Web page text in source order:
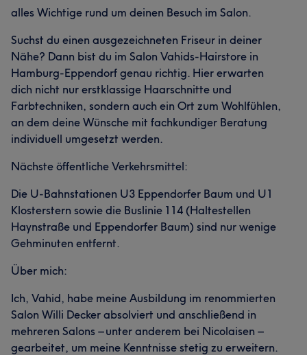
alles Wichtige rund um deinen Besuch im Salon.
Suchst du einen ausgezeichneten Friseur in deiner
Nähe? Dann bist du im Salon Vahids-Hairstore in
Hamburg-Eppendorf genau richtig. Hier erwarten
dich nicht nur erstklassige Haarschnitte und
Farbtechniken, sondern auch ein Ort zum Wohlfühlen,
an dem deine Wünsche mit fachkundiger Beratung
individuell umgesetzt werden.
Nächste öffentliche Verkehrsmittel:
Die U-Bahnstationen U3 Eppendorfer Baum und U1
Klosterstern sowie die Buslinie 114 (Haltestellen
Haynstraße und Eppendorfer Baum) sind nur wenige
Gehminuten entfernt.
Über mich:
Ich, Vahid, habe meine Ausbildung im renommierten
Salon Willi Decker absolviert und anschließend in
mehreren Salons – unter anderem bei Nicolaisen –
gearbeitet, um meine Kenntnisse stetig zu erweitern.